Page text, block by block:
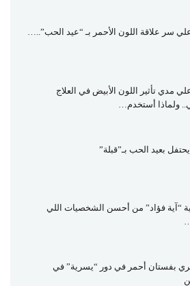
سر علاقة اللون الأحمر بـ “عيد الحب”..…
مدي تأثير اللون الأبيض في العلاج
ولماذا أستخدم…
بعيد الحب بـ”قبلة”
“آية فؤاد” من أحسن الشخصيات اللي
بفستان أحمر في دور “يسرية” في